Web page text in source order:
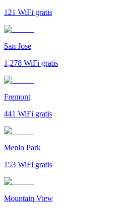
121 WiFi gratis
San Jose
1,278 WiFi gratis
Fremont
441 WiFi gratis
Menlo Park
153 WiFi gratis
Mountain View